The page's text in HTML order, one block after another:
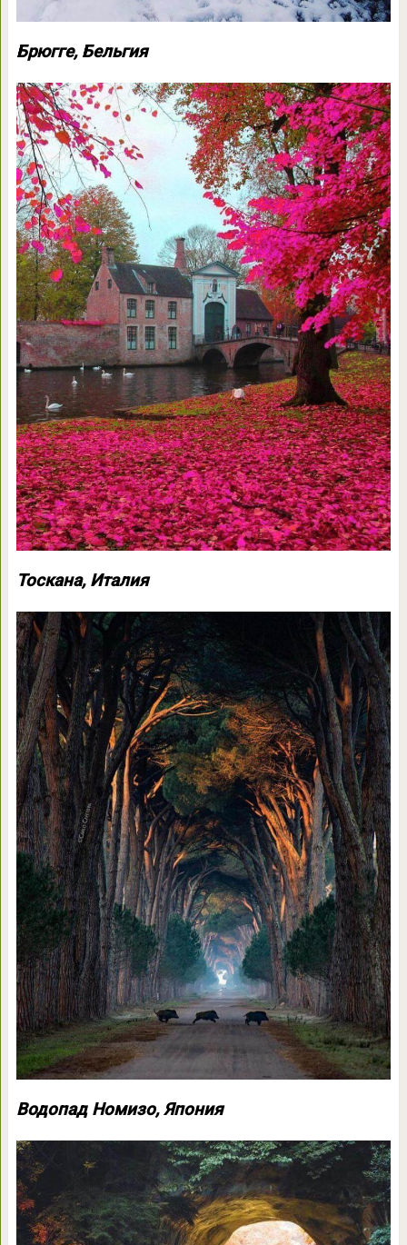
Брюгге, Бельгия
Тоскана, Италия
Водопад Номизо, Япония